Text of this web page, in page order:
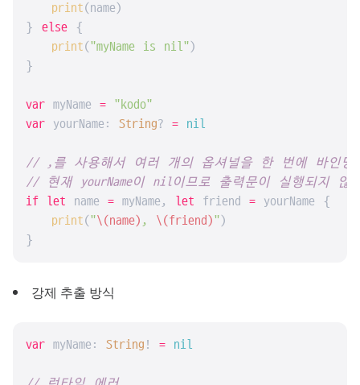
print(name)
} else {
print("myName is nil")
}
var myName =
"kodo"
var yourName: String? = nil
// ,를 사용해서 여러 개의 옵셔널을 한 번에 바인
// 현재 yourName이 nil이므로 출력문이 실행되지 않
if
let name = myName, let friend = yourName {
print("\(name) , \(friend)")
}
강제 추출 방식
var myName: String ! = nil